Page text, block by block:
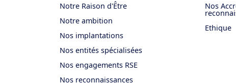
Notre Raison d'Être
Notre ambition
Nos implantations
Nos entités spécialisées
Nos engagements RSE
Nos reconnaissances
Nos
Ethique